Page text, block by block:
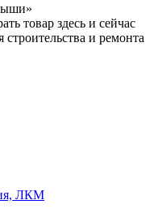
товар здесь и сейчас
и ремонта
ЛКМ